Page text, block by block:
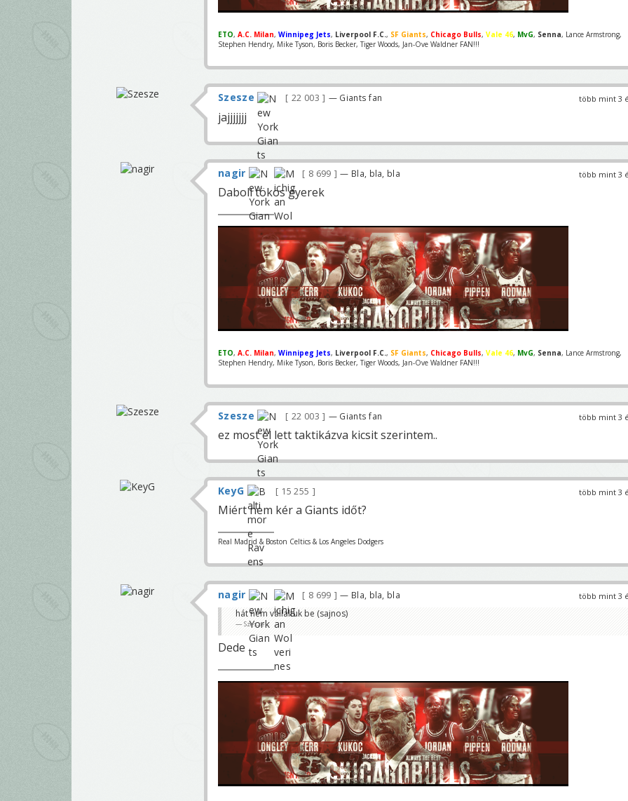
ETO, A.C. Milan, Winnipeg Jets, Liverpool F.C., SF Giants, Chicago Bulls, Vale 46, MvG, Senna, Lance Armstrong,
Stephen Hendry, Mike Tyson, Boris Becker, Tiger Woods, Jan-Ove Waldner FAN!!!
több mint 3
Szesze 22 003 — Giants fan
jajjjjjjj
több mint 3
nagir 8 699 — Bla, bla, bla
Daboll tökös gyerek
ETO, A.C. Milan, Winnipeg Jets, Liverpool F.C., SF Giants, Chicago Bulls, Vale 46, MvG, Senna, Lance Armstrong,
Stephen Hendry, Mike Tyson, Boris Becker, Tiger Woods, Jan-Ove Waldner FAN!!!
több mint 3
Szesze 22 003 — Giants fan
ez most el lett taktikázva kicsit szerintem..
több mint 3
KeyG 15 255
Miért nem kér a Giants időt?
Real Madrid & Boston Celtics & Los Angeles Dodgers
több mint 3
nagir 8 699 — Bla, bla, bla
hát nem vállaltuk be (sajnos)
Szesze
Dede